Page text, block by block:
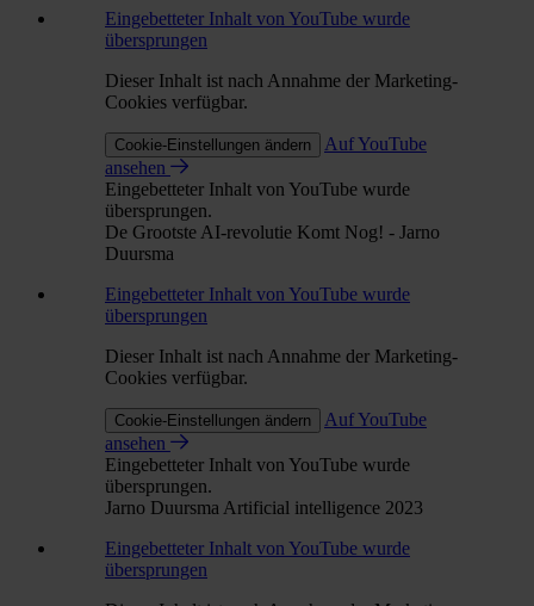
Eingebetteter Inhalt von YouTube wurde
übersprungen
Dieser Inhalt ist nach Annahme der Marketing-
Cookies verfügbar.
Cookie-Einstellungen ändern
Auf YouTube
ansehen
Eingebetteter Inhalt von YouTube wurde
übersprungen.
De Grootste AI-revolutie Komt Nog! - Jarno
Duursma
Eingebetteter Inhalt von YouTube wurde
übersprungen
Dieser Inhalt ist nach Annahme der Marketing-
Cookies verfügbar.
Cookie-Einstellungen ändern
Auf YouTube
ansehen
Eingebetteter Inhalt von YouTube wurde
übersprungen.
Jarno Duursma Artificial intelligence 2023
Eingebetteter Inhalt von YouTube wurde
übersprungen